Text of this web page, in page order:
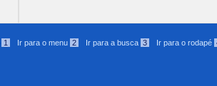
1 Ir para o menu 2 Ir para a busca 3 Ir para o rodapé